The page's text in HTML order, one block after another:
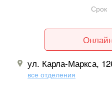
Срок
ул. Карла-Маркса,
все отделения